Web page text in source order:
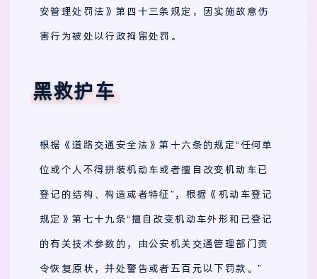
安管理处罚法》第四十三条规定，因实施故意伤
害行为被处以行政拘留处罚。
黑救护车
根据《道路交通安全法》第十六条的规定“任何单
位或个人不得拼装机动车或者擅自改变机动车已
登记的结构、构造或者特征”，根据《机动车登记
规定》第七十九条“擅自改变机动车外形和已登记
的有关技术参数的，由公安机关交通管理部门责
令恢复原状，并处警告或者五百元以下罚款。”